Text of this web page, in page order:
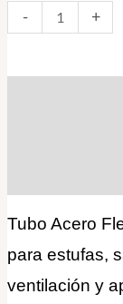
- +
Tubo Acero
para estufas,
ventilación y